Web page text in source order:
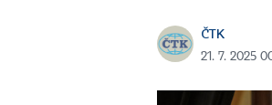
ČTK
21. 7. 2025